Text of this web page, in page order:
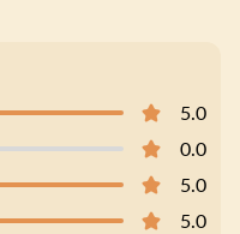
5.0
0.0
5.0
5.0